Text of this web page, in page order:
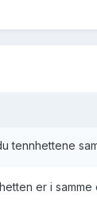
tennhettene
er i samme